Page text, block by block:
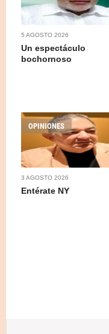
5 AGOSTO 2026
Un espectáculo
bochornoso
OPINIONES
3 AGOSTO 2026
Entérate NY